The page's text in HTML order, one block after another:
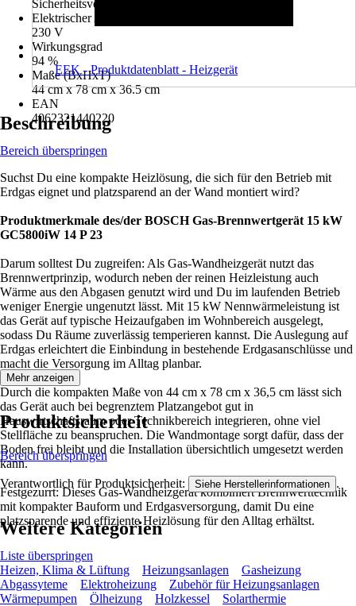
Sicherheitsventil, Umwälzpumpe
Elektrischer Anschluss
230 V
Wirkungsgrad
94 %
Maße (BxHxT)
44 cm x 78 cm x 36.5 cm
EAN
4062321440220
EEK - Produktdatenblatt - Heizgerät
Beschreibung
Bereich überspringen
Suchst Du eine kompakte Heizlösung, die sich für den Betrieb mit
Erdgas eignet und platzsparend an der Wand montiert wird?
Produktmerkmale des/der BOSCH Gas-Brennwertgerät 15 kW
GC5800iW 14 P 23
Darum solltest Du zugreifen: Als Gas-Wandheizgerät nutzt das
Brennwertprinzip, wodurch neben der reinen Heizleistung auch
Wärme aus den Abgasen genutzt wird und Du im laufenden Betrieb
weniger Energie ungenutzt lässt. Mit 15 kW Nennwärmeleistung ist
das Gerät auf typische Heizaufgaben im Wohnbereich ausgelegt,
sodass Du Räume zuverlässig temperieren kannst. Die Auslegung auf
Erdgas erleichtert die Einbindung in bestehende Erdgasanschlüsse und
macht die Versorgung im Alltag planbar.
Durch die kompakten Maße von 44 cm x 78 cm x 36,5 cm lässt sich
das Gerät auch bei begrenztem Platzangebot gut in
Hauswirtschaftsraum oder Technikbereich integrieren, ohne viel
Stellfläche zu beanspruchen. Die Wandmontage sorgt dafür, dass der
Boden frei bleibt und die Installation übersichtlich umgesetzt werden
kann.
Festgezurrt: Dieses Gas-Wandheizgerät kombiniert Brennwerttechnik
mit kompakter Bauform und Erdgasversorgung, damit Du eine
platzsparende und effiziente Heizlösung für den Alltag erhältst.
Mehr anzeigen
Produktsicherheit
Bereich überspringen
Verantwortlich für Produktsicherheit: Siehe Herstellerinformationen .
Weitere Kategorien
Liste überspringen
Heizen, Klima & Lüftung
Heizungsanlagen
Gasheizung
Abgassyteme
Elektroheizung
Zubehör für Heizungsanlagen
Wärmepumpen
Ölheizung Holzkessel Solarthermie